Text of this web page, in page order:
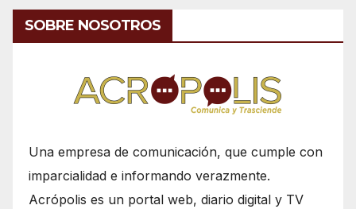
SOBRE NOSOTROS
Una empresa de comunicación, que cumple con
imparcialidad e informando verazmente.
Acrópolis es un portal web, diario digital y TV